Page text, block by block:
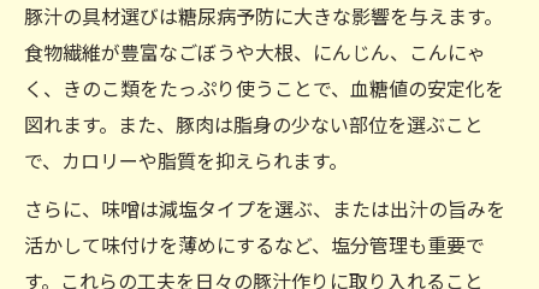
豚汁の具材選びは糖尿病予防に大きな影響を与えます。
食物繊維が豊富なごぼうや大根、にんじん、こんにゃ
く、きのこ類をたっぷり使うことで、血糖値の安定化を
図れます。また、豚肉は脂身の少ない部位を選ぶこと
で、カロリーや脂質を抑えられます。
さらに、味噌は減塩タイプを選ぶ、または出汁の旨みを
活かして味付けを薄めにするなど、塩分管理も重要で
す。これらの工夫を日々の豚汁作りに取り入れること